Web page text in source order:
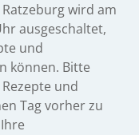
wird am
ausgeschaltet,
und
können. Bitte
und
Tag vorher zu